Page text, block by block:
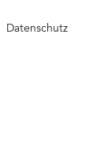
Datenschutz